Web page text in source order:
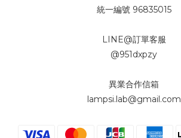
統一編號 96835015
LINE@訂單客服
@951dxpzy
異業合作信箱
lampsi.lab@gmail.com